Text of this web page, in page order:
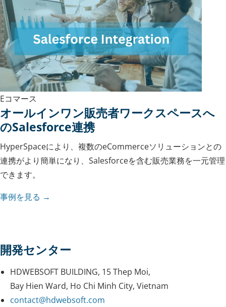
Eコマース
オールインワン販売者ワークスペースへ
のSalesforce連携
HyperSpaceにより、複数のeCommerceソリューションとの
連携がより簡単になり、Salesforceを含む販売業務を一元管理
できます。
事例を見る →
開発センター
HDWEBSOFT BUILDING, 15 Thep Moi,
Bay Hien Ward, Ho Chi Minh City, Vietnam
contact@hdwebsoft.com